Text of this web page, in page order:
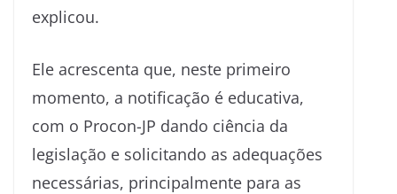
explicou.
Ele acrescenta que, neste primeiro
momento, a notificação é educativa,
com o Procon-JP dando ciência da
legislação e solicitando as adequações
necessárias, principalmente para as